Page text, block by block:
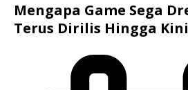
Mengapa Game Sega
Terus Dirilis Hingga